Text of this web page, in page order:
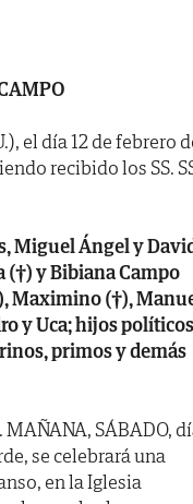
el día 12 de febrero
recibido los SS.
Miguel Ángel y
y Bibiana Campo
Maximino (†),
y Uca; hijos
primos y demás
SÁBADO,
se celebrará una
en la Iglesia